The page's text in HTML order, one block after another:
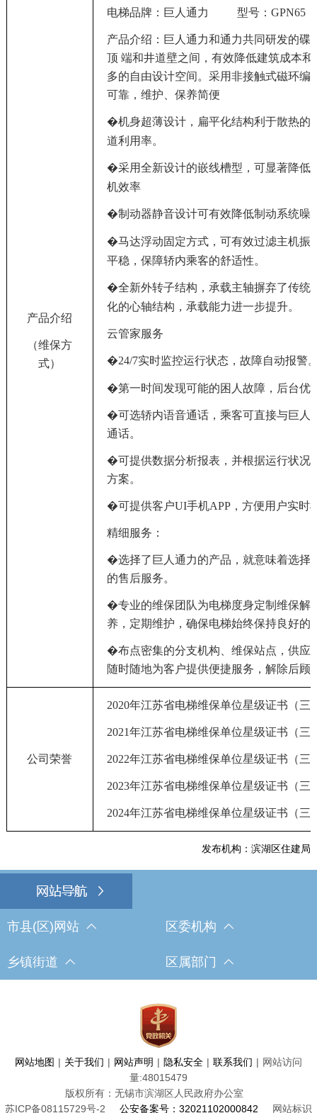
产品介绍
（维保方
式）
电梯品牌：巨人通力型号：GPN65
产品介绍：巨人通力和通力共同研发的碟
顶端和井道壁之间，有效降低建筑成本和
多的自由设计空间。采用非接触式磁环编
可靠，维护、保养简便
�机身超薄设计，扁平化结构利于散热的
道利用率。
�采用全新设计的嵌线槽型，可显著降低
机效率
�制动器静音设计可有效降低制动系统噪
�马达浮动固定方式，可有效过滤主机振
平稳，保障轿内乘客的舒适性。
�全新外转子结构，承载主轴摒弃了传统
化的心轴结构，承载能力进一步提升。
云管家服务
�24/7实时监控运行状态，故障自动报警
�第一时间发现可能的困人故障，后台优
�可选轿内语音通话，乘客可直接与巨人
通话。
�可提供数据分析报表，并根据运行状况
方案。
�可提供客户UI手机APP，方便用户实时
精细服务 ：
�选择了巨人通力的产品，就意味着选择
的售后服务。
�专业的维保团队为电梯度身定制维保解
养，定期维护，确保电梯始终保持良好的
�布点密集的分支机构、维保站点，供应
随时随地为客户提供便捷服务，解除后顾
公司荣誉
2020年江苏省电梯维保单位星级证书（三
2021年江苏省电梯维保单位星级证书（三
2022年江苏省电梯维保单位星级证书（三
2023年江苏省电梯维保单位星级证书（三
2024年江苏省电梯维保单位星级证书（三
发布机构：滨湖区住建局
市县(区)网站 区委机构
乡镇街道 区属部门
网站地图 | 关于我们 | 网站声明 | 隐私安全 | 联系我们 | 网站访问
量:48015479
版权所有：无锡市滨湖区人民政府办公室
苏ICP备08115729号-2
公安备案号：32021102000842 网站标识